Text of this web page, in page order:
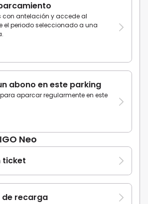
con antelación y accede al
el periodo seleccionado a una
abono en este parking
aparcar regularmente en este
Neo
ticket
recarga